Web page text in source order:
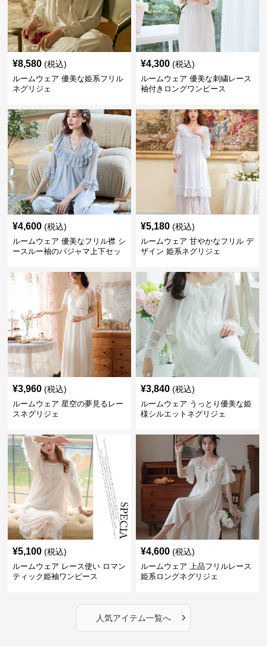
¥8,580 (税込)
ルームウェア 優美な姫系フリル
ネグリジェ
¥4,300 (税込)
ルームウェア 優美な刺繍レース
袖付きロングワンピース
¥4,600 (税込)
ルームウェア 優美なフリル襟 シ
ースルー袖のパジャマ上下セッ
¥5,180 (税込)
ルームウェア 甘やかなフリル デ
ザイン 姫系ネグリジェ
¥3,960 (税込)
ルームウェア 星空の夢見るレー
スネグリジェ
¥3,840 (税込)
ルームウェア うっとり優美な姫
様シルエットネグリジェ
¥5,100 (税込)
ルームウェア レース使い ロマン
ティック姫袖ワンピース
¥4,600 (税込)
ルームウェア 上品フリルレース
姫系ロングネグリジェ
人気アイテム一覧へ ›